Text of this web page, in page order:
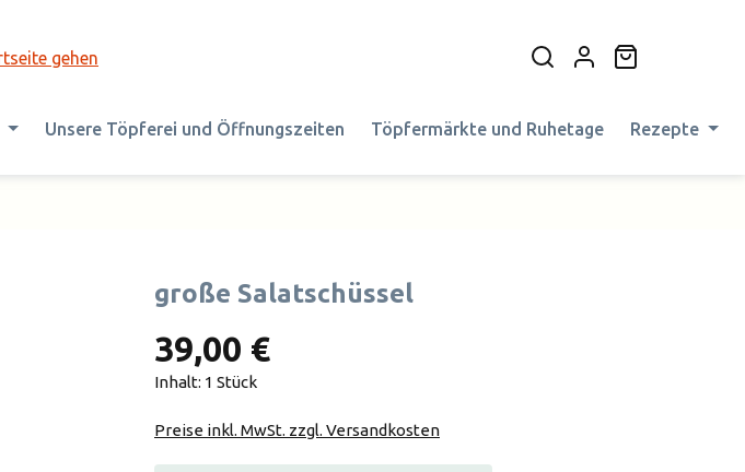
Unsere Töpferei und Öffnungszeiten Töpfermärkte und Ruhetage Rezepte
große Salatschüssel
39,00 €
Inhalt: 1 Stück
Preise inkl. MwSt. zzgl. Versandkosten